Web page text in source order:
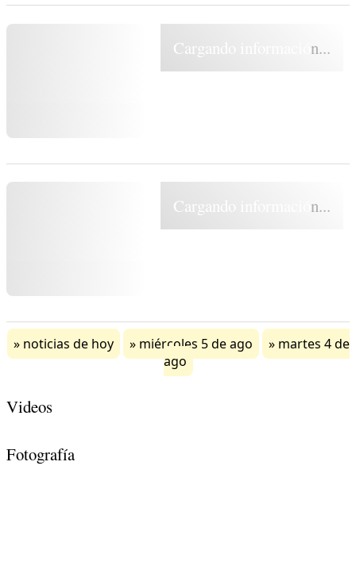
Cargando información...
Cargando información...
noticias de hoy miércoles 5 de ago
martes 4 de
ago
Videos
Fotografía